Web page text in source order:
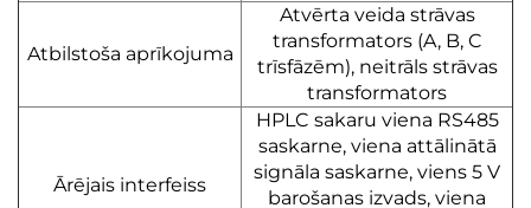
Atbilstoša aprīkojuma
Atvērta veida strāvas
transformators (A, B, C
trīsfāzēm), neitrāls strāvas
transformators
Ārējais interfeiss
HPLC sakaru viena RS485
saskarne, viena attālinātā
signāla saskarne, viens 5 V
barošanas izvads, viena